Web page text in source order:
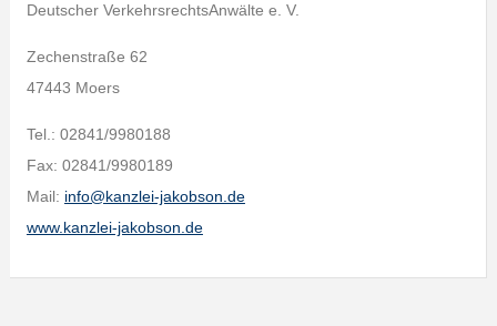
Deutscher VerkehrsrechtsAnwälte e. V.
Zechenstraße 62
47443 Moers
Tel.: 02841/9980188
Fax: 02841/9980189
Mail: info@kanzlei-jakobson.de
www.kanzlei-jakobson.de